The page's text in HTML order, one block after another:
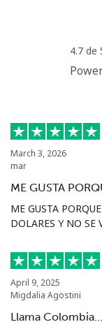
Estonia
Celular
Eswatini
Línea fija
Celular
Ethiopia
4.7 de
March 3, 2026
mar
ME GUSTA
ME GUSTA
DOLARES Y NO SE
April 9, 2025
Migdalia Agostini
Llama